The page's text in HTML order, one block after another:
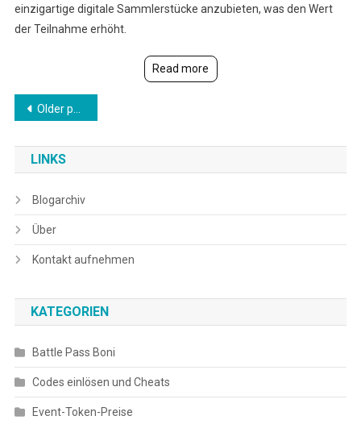
einzigartige digitale Sammlerstücke anzubieten, was den Wert
der Teilnahme erhöht.
Read more
Posts
navigation
Older posts
LINKS
Blogarchiv
Über
Kontakt aufnehmen
KATEGORIEN
Battle Pass Boni
Codes einlösen und Cheats
Event-Token-Preise